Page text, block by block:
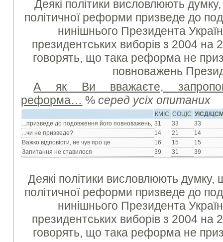
Деякі політики висловлюють
політичної реформи призведе до
нинішнього Президента
президентських виборів з 2004 на
говорять, що така реформа не
повноважень
А як Ви вважаєте,
реформа… %серед усіх опитаних
КМІС СОЦІС УІСД/
...призведе до подовження його повноважень, 31 33
33
...чи не призведе?
14 21
14
Важко відповісти, не чув про це
16 15
15
Запитання не ставилося
39 31 39
Деякі політики висловлюють
політичної реформи призведе до
нинішнього Президента
президентських виборів з 2004 на
говорять, що така реформа не